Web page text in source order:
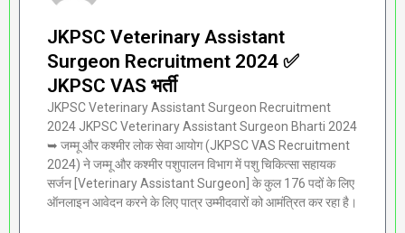
JKPSC Veterinary Assistant
Surgeon Recruitment 2024 ✅
JKPSC VAS भर्ती
JKPSC Veterinary Assistant Surgeon Recruitment
2024 JKPSC Veterinary Assistant Surgeon Bharti 2024
➥ जम्मू और कश्मीर लोक सेवा आयोग (JKPSC VAS Recruitment
2024) ने जम्मू और कश्मीर पशुपालन विभाग में पशु चिकित्सा सहायक
सर्जन [Veterinary Assistant Surgeon] के कुल 176 पदों के लिए
ऑनलाइन आवेदन करने के लिए पात्र उम्मीदवारों को आमंत्रित कर रहा है।